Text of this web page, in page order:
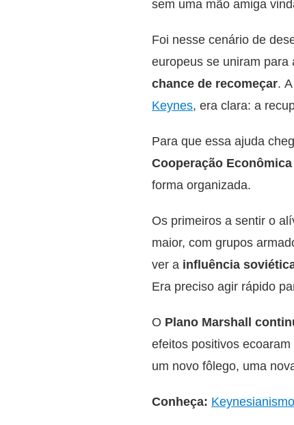
sem uma mão amiga
Foi nesse cenário de
europeus se uniram para
chance de recomeçar.
Keynes, era clara: a
Para que essa ajuda
Cooperação Econômica
forma organizada.
Os primeiros a sentir o
maior, com grupos
ver a influência
Era preciso agir rápido
O Plano Marshall
efeitos positivos ecoaram
um novo fôlego, uma
Conheça: